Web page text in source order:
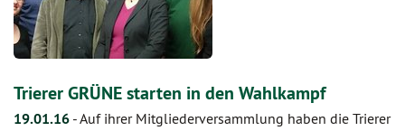
Trierer GRÜNE starten in den Wahlkampf
19.01.16 -Auf ihrer Mitgliederversammlung haben die Trierer